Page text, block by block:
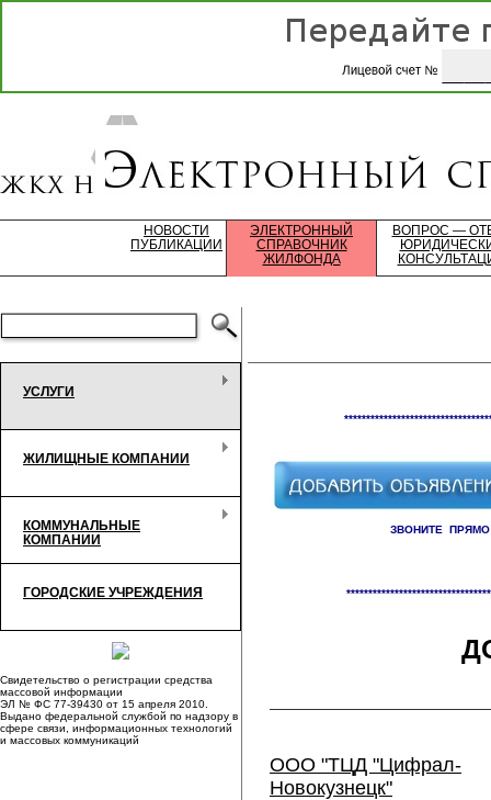
НОВОСТИ
ПУБЛИКАЦИИ
ЭЛЕКТРОННЫЙ
СПРАВОЧНИК
ЖИЛФОНДА
ВОПРОС —
УСЛУГИ
ЖИЛИЩНЫЕ КОМПАНИИ
КОММУНАЛЬНЫЕ
КОМПАНИИ
ГОРОДСКИЕ УЧРЕЖДЕНИЯ
Свидетельство о регистрации средства
массовой информации
ЭЛ № ФС 77-39430 от 15 апреля 2010.
Выдано федеральной службой по надзору в
сфере связи, информационных технологий
и массовых коммуникаций
ЗВОНИТЕ
ООО "ТЦД "Цифрал-
Новокузнецк"